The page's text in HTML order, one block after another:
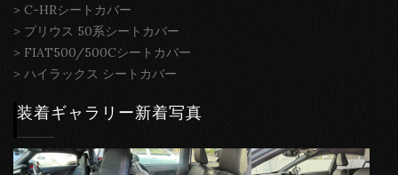
> C-HRシートカバー
> プリウス 50系シートカバー
> FIAT500/500Cシートカバー
> ハイラックス シートカバー
装着ギャラリー新着写真